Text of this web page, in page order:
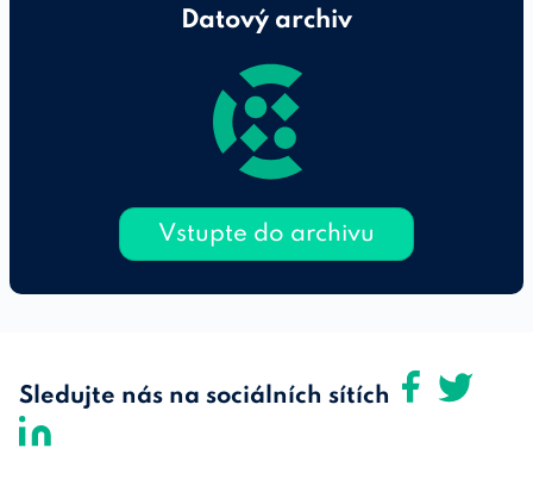
Datový archiv
Vstupte do archivu
Sledujte nás na sociálních sítích